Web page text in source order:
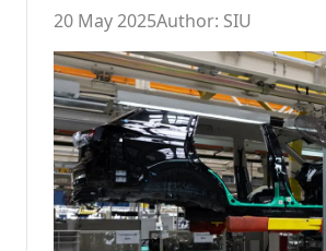
20 May 2025Author: SIU